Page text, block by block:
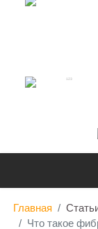
Главная
Что такое